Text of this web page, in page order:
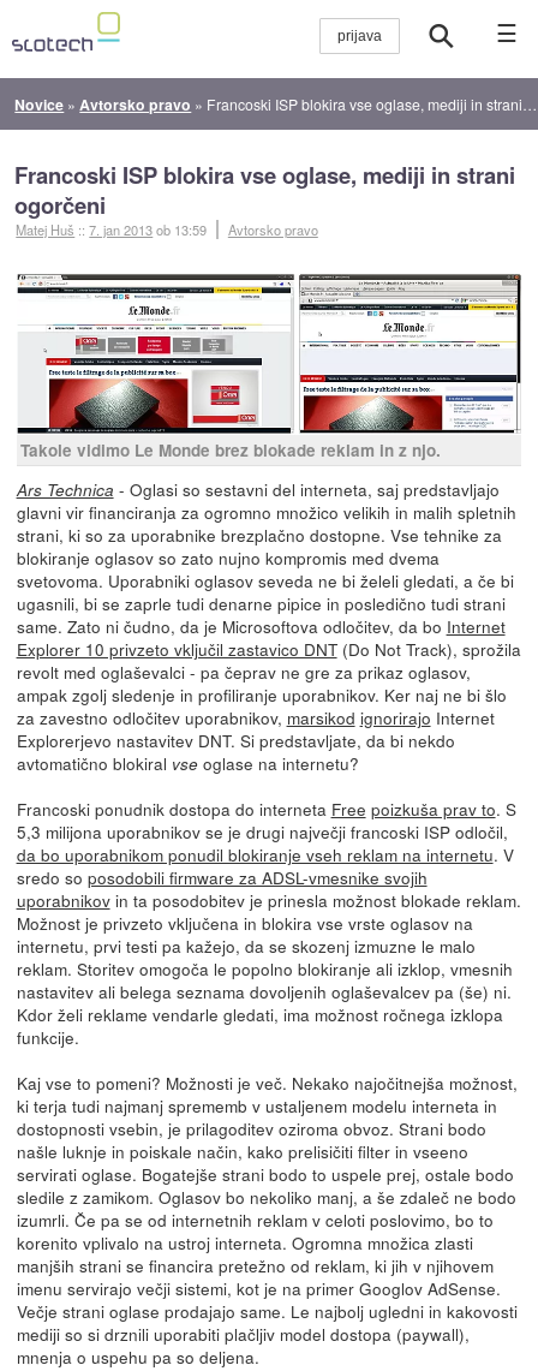
☰
Novice » Avtorsko pravo » Francoski ISP blokira vse oglase, mediji in strani ogorčeni
Francoski ISP blokira vse oglase, mediji in strani
ogorčeni
Matej Huš ::7. jan 2013ob 13:59 Avtorsko pravo
Takole vidimo Le Monde brez blokade reklam in z njo.
Ars Technica - Oglasi so sestavni del interneta, saj predstavljajo
glavni vir financiranja za ogromno množico velikih in malih spletnih
strani, ki so za uporabnike brezplačno dostopne. Vse tehnike za
blokiranje oglasov so zato nujno kompromis med dvema
svetovoma. Uporabniki oglasov seveda ne bi želeli gledati, a če bi
ugasnili, bi se zaprle tudi denarne pipice in posledično tudi strani
same. Zato ni čudno, da je Microsoftova odločitev, da bo Internet
Explorer 10 privzeto vključil zastavico DNT(Do Not Track), sprožila
revolt med oglaševalci - pa čeprav ne gre za prikaz oglasov,
ampak zgolj sledenje in profiliranje uporabnikov. Ker naj ne bi šlo
za zavestno odločitev uporabnikov, marsikod ignorirajo Internet
Explorerjevo nastavitev DNT. Si predstavljate, da bi nekdo
avtomatično blokiral vseoglase na internetu?
Francoski ponudnik dostopa do interneta Free poizkuša prav to. S
5,3 milijona uporabnikov se je drugi največji francoski ISP odločil,
da bo uporabnikom ponudil blokiranje vseh reklam na internetu. V
sredo so posodobili firmware za ADSL-vmesnike svojih
uporabnikovin ta posodobitev je prinesla možnost blokade reklam.
Možnost je privzeto vključena in blokira vse vrste oglasov na
internetu, prvi testi pa kažejo, da se skozenj izmuzne le malo
reklam. Storitev omogoča le popolno blokiranje ali izklop, vmesnih
nastavitev ali belega seznama dovoljenih oglaševalcev pa (še) ni.
Kdor želi reklame vendarle gledati, ima možnost ročnega izklopa
funkcije.
Kaj vse to pomeni? Možnosti je več. Nekako najočitnejša možnost,
ki terja tudi najmanj sprememb v ustaljenem modelu interneta in
dostopnosti vsebin, je prilagoditev oziroma obvoz. Strani bodo
našle luknje in poiskale način, kako prelisičiti filter in vseeno
servirati oglase. Bogatejše strani bodo to uspele prej, ostale bodo
sledile z zamikom. Oglasov bo nekoliko manj, a še zdaleč ne bodo
izumrli. Če pa se od internetnih reklam v celoti poslovimo, bo to
korenito vplivalo na ustroj interneta. Ogromna množica zlasti
manjših strani se financira pretežno od reklam, ki jih v njihovem
imenu servirajo večji sistemi, kot je na primer Googlov AdSense.
Večje strani oglase prodajajo same. Le najbolj ugledni in kakovosti
mediji so si drznili uporabiti plačljiv model dostopa (paywall),
mnenja o uspehu pa so deljena.